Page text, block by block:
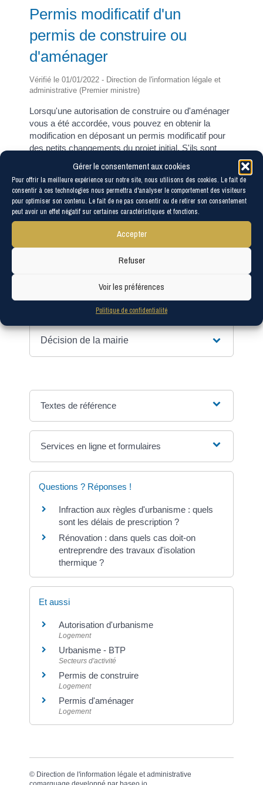
Gérer le consentement aux cookies
Pour offrir la meilleure expérience sur notre site, nous utilisons des cookies. Le fait de
consentir à ces technologies nous permettra d'analyser le comportement des visiteurs
pour optimiser son contenu. Le fait de ne pas consentir ou de retirer son consentement
peut avoir un effet négatif sur certaines caractéristiques et fonctions.
Accepter
Refuser
Voir les préférences
Politique de confidentialité
Permis modificatif d'un
permis de construire ou
d'aménager
Vérifié le 01/01/2022 - Direction de l'information légale et
administrative (Premier ministre)
Lorsqu'une autorisation de construire ou d'aménager
vous a été accordée, vous pouvez en obtenir la
modification en déposant un permis modificatif pour
des petits changements du projet initial. S'ils sont
dossier de demande de permis.
Tout replier Tout déplier
Instruction de la demande de permis
Décision de la mairie
Textes de référence
Services en ligne et formulaires
Questions ? Réponses !
Infraction aux règles d'urbanisme : quels
sont les délais de prescription ?
Rénovation : dans quels cas doit-on
entreprendre des travaux d'isolation
thermique ?
Et aussi
Autorisation d'urbanisme
Logement
Urbanisme - BTP
Secteurs d'activité
Permis de construire
Logement
Permis d'aménager
Logement
© Direction de l'information légale et administrative